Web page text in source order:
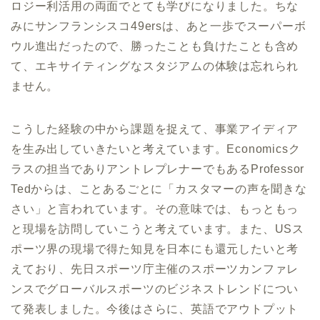
ロジー利活用の両面でとても学びになりました。ちな
みにサンフランシスコ49ersは、あと一歩でスーパーボ
ウル進出だったので、勝ったことも負けたことも含め
て、エキサイティングなスタジアムの体験は忘れられ
ません。
こうした経験の中から課題を捉えて、事業アイディア
を生み出していきたいと考えています。Economicsク
ラスの担当でありアントレプレナーでもあるProfessor
Tedからは、ことあるごとに「カスタマーの声を聞きな
さい」と言われています。その意味では、もっともっ
と現場を訪問していこうと考えています。また、USス
ポーツ界の現場で得た知見を日本にも還元したいと考
えており、先日スポーツ庁主催のスポーツカンファレ
ンスでグローバルスポーツのビジネストレンドについ
て発表しました。今後はさらに、英語でアウトプット